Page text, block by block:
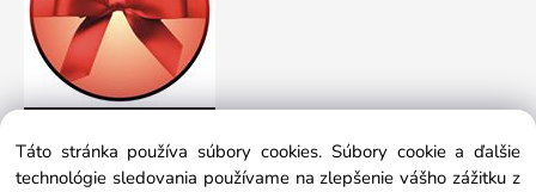
Táto stránka používa súbory cookies. Súbory cookie a ďalšie
technológie sledovania používame na zlepšenie vášho zážitku z